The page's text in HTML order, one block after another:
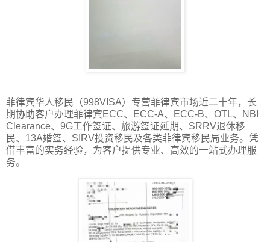
菲律宾华人移民（998VISA）专营菲律宾市场近二十年，长
期协助客户办理菲律宾ECC、ECC-A、ECC-B、OTL、NBI
Clearance、9G工作签证、旅游签证延期、SRRV退休移
民、13A婚签、SIRV投资移民及各类菲律宾移民局业务。凭
借丰富的实务经验，为客户提供专业、高效的一站式办理服
务。